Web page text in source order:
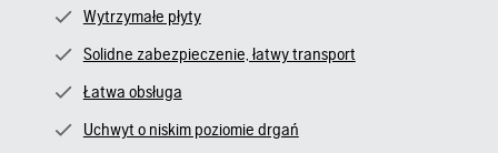
Wytrzymałe płyty
Solidne zabezpieczenie, łatwy transport
Łatwa obsługa
Uchwyt o niskim poziomie drgań